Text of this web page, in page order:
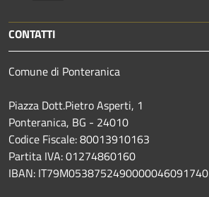
CONTATTI
Comune di Ponteranica
Piazza Dott.Pietro Asperti, 1
Ponteranica, BG - 24010
Codice Fiscale: 80013910163
Partita IVA: 01274860160
IBAN: IT79M0538752490000046091740